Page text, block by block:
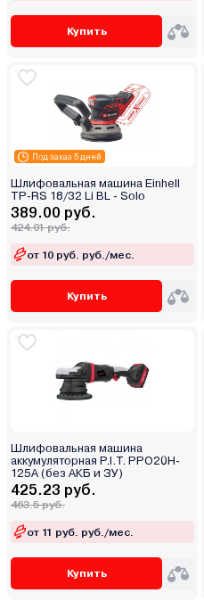
Купить
Под заказ 5 дней
Шлифовальная машина Einhell
TP-RS 18/32 Li BL - Solo
389.00 руб.
424.01 руб.
от 10 руб. руб./мес.
Купить
Шлифовальная машина
аккумуляторная P.I.T. PPO20H-
125A (без АКБ и ЗУ)
425.23 руб.
463.5 руб.
от 11 руб. руб./мес.
Купить